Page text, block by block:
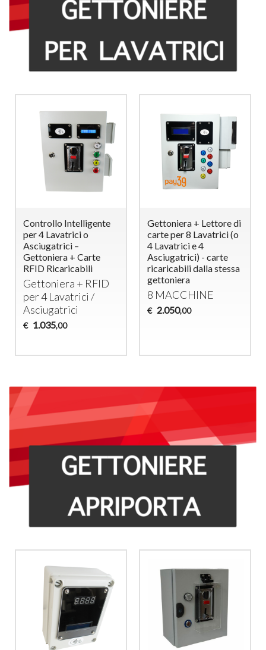
Controllo Intelligente
per 4 Lavatrici o
Asciugatrici –
Gettoniera + Carte
RFID Ricaricabili
Gettoniera + RFID
per 4 Lavatrici /
Asciugatrici
€ 1.035,00
Gettoniera + Lettore di
carte per 8 Lavatrici (o
4 Lavatrici e 4
Asciugatrici) - carte
ricaricabili dalla stessa
gettoniera
8 MACCHINE
€ 2.050,00